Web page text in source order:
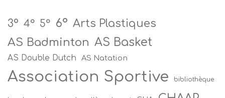
3° 4° 5° 6° Arts Plastiques
AS Badminton AS Basket
AS Double Dutch AS Natation
Association Sportive bibliothèque